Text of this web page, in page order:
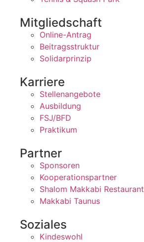
Mitgliedschaft
Online-Antrag
Beitragsstruktur
Solidarprinzip
Karriere
Stellenangebote
Ausbildung
FSJ/BFD
Praktikum
Partner
Sponsoren
Kooperationspartner
Shalom Makkabi Restaurant
Makkabi Taunus
Soziales
Kindeswohl